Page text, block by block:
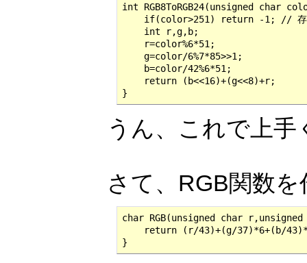
int RGB8ToRGB24(unsigned char
if(color>251) return -1; // 存
    int r,g,b;
    r=color%6*51;
    g=color/6%7*85>>1;
    b=color/42%6*51;
    return (b<<16)+(g<<8)+r;
}
うん、これで上
さて、RGB関数
char RGB(unsigned char
return (r/43)+(g/37)*6+(b/
}